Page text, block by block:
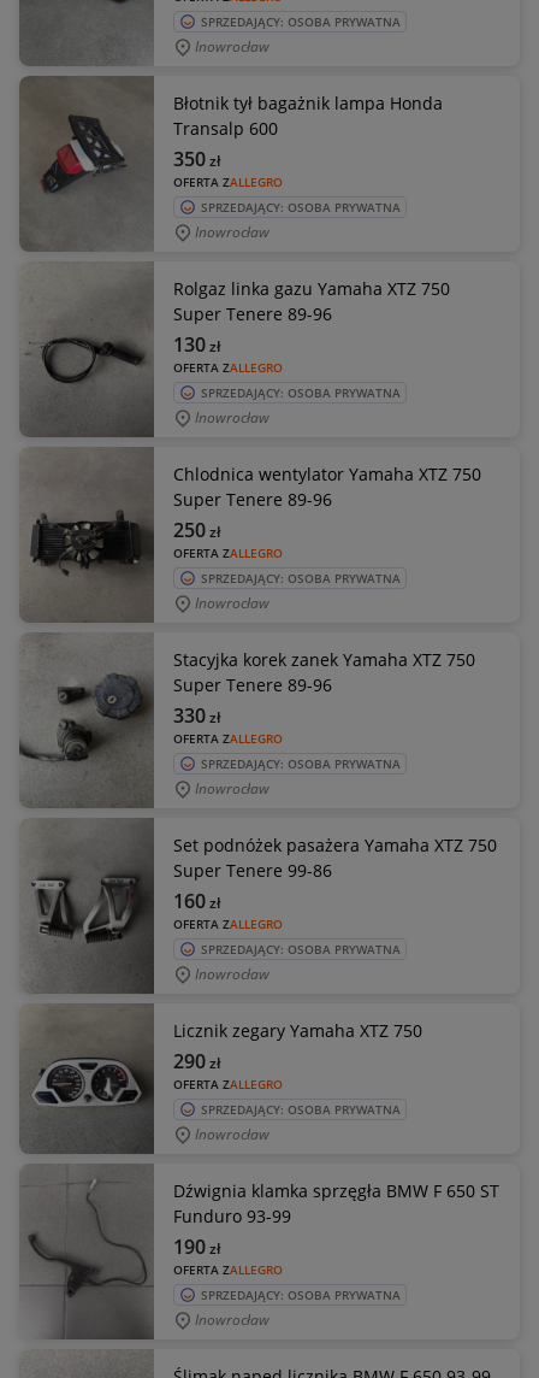
SPRZEDAJĄCY: OSOBA PRYWATNA
Inowrocław
Błotnik tył bagażnik lampa Honda
Transalp 600
OFERTA ZALLEGRO
350zł
SPRZEDAJĄCY: OSOBA PRYWATNA
Inowrocław
Rolgaz linka gazu Yamaha XTZ 750
Super Tenere 89-96
OFERTA ZALLEGRO
130zł
SPRZEDAJĄCY: OSOBA PRYWATNA
Inowrocław
Chlodnica wentylator Yamaha XTZ 750
Super Tenere 89-96
OFERTA ZALLEGRO
250zł
SPRZEDAJĄCY: OSOBA PRYWATNA
Inowrocław
Stacyjka korek zanek Yamaha XTZ 750
Super Tenere 89-96
OFERTA ZALLEGRO
330zł
SPRZEDAJĄCY: OSOBA PRYWATNA
Inowrocław
Set podnóżek pasażera Yamaha XTZ 750
Super Tenere 99-86
OFERTA ZALLEGRO
160zł
SPRZEDAJĄCY: OSOBA PRYWATNA
Inowrocław
Licznik zegary Yamaha XTZ 750
OFERTA ZALLEGRO
290zł
SPRZEDAJĄCY: OSOBA PRYWATNA
Inowrocław
Dźwignia klamka sprzęgła BMW F 650 ST
Funduro 93-99
OFERTA ZALLEGRO
190zł
SPRZEDAJĄCY: OSOBA PRYWATNA
Inowrocław